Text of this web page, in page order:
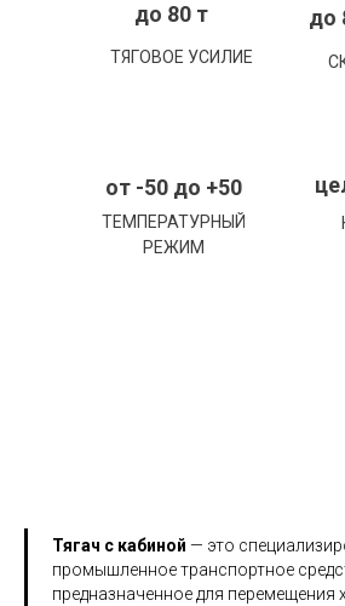
до 80 т
ТЯГОВОЕ УСИЛИЕ
до
от -50 до +50
ТЕМПЕРАТУРНЫЙ
РЕЖИМ
Тягач с кабиной — это
промышленное транспортное
предназначенное для перемещения